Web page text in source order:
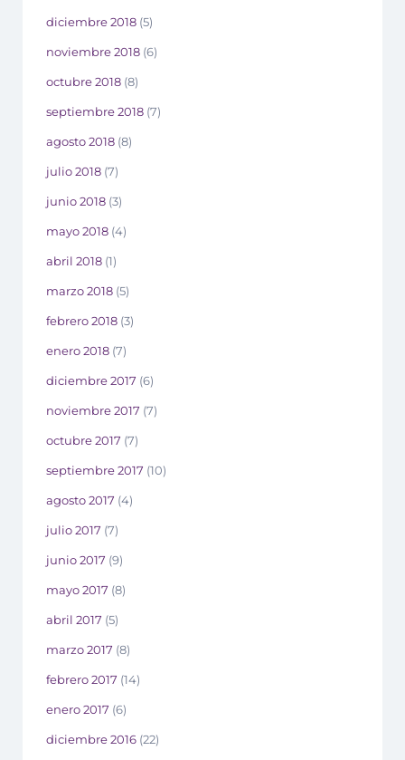
diciembre 2018 (5)
noviembre 2018 (6)
octubre 2018 (8)
septiembre 2018 (7)
agosto 2018 (8)
julio 2018 (7)
junio 2018 (3)
mayo 2018 (4)
abril 2018 (1)
marzo 2018 (5)
febrero 2018 (3)
enero 2018 (7)
diciembre 2017 (6)
noviembre 2017 (7)
octubre 2017 (7)
septiembre 2017 (10)
agosto 2017 (4)
julio 2017 (7)
junio 2017 (9)
mayo 2017 (8)
abril 2017 (5)
marzo 2017 (8)
febrero 2017 (14)
enero 2017 (6)
diciembre 2016 (22)